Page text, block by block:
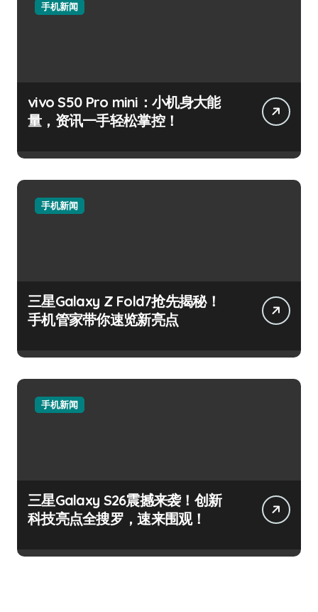
手机新闻
vivo S50 Pro mini：小机身大能
量，资讯一手轻松掌控！
手机新闻
三星Galaxy Z Fold7抢先揭秘！
手机管家带你速览新亮点
手机新闻
三星Galaxy S26震撼来袭！创新
科技亮点全搜罗，速来围观！